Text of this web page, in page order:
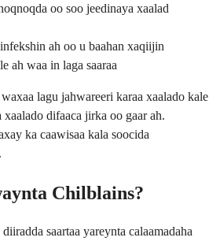
oo soo jeedinaya xaalad
ah oo u baahan xaqiijin
ah waa in laga saaraa
lagu jahwareeri karaa xaalado kale
difaaca jirka oo gaar ah.
ka caawisaa kala soocida
Chilblains?
saartaa yareynta calaamadaha